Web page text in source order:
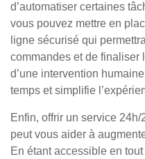
d’automatiser certaines
vous pouvez mettre en
ligne sécurisé qui
commandes et de finaliser
d’une intervention
temps et simplifie
Enfin, offrir un service
peut vous aider à
En étant accessible en